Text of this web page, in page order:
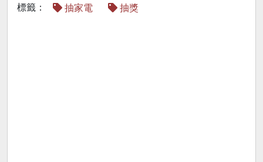
標籤： 抽家電 抽獎